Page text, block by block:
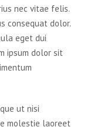
nec vitae felis.
consequat dolor.
eget dui
ipsum dolor sit
ut nisi
molestie laoreet